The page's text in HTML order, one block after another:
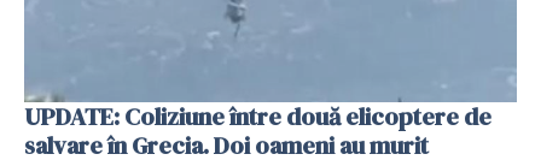
UPDATE: Coliziune între două elicoptere de
salvare în Grecia. Doi oameni au murit